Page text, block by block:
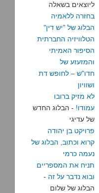
ליוצאים בשאלה
בחזרה ללאמיה
הבלוג של "יש דין"
הטלוויזיה החברתית
הסיפור האמיתי
והמזעזע של
חדו"ש – לחופש דת
ושוויון
לא מזיק ברובו
עמודו! - הבלוג החדש
של עדיגי
פרויקט בן יהודה
קרוא וכתוב, הבלוג של
נעמה כרמי
תניח את המספריים
ובוא נדבר על זה -
הבלוג של שלום